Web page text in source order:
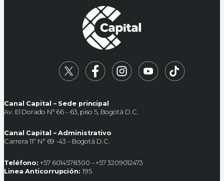
Canal Capital – Sede principal
Av. El Dorado N° 66 – 63, piso 5, Bogotá D.C.
Canal Capital – Administrativo
Carrera 11ª N° 69 -43 – Bogotá D.C.
Teléfono: +57 6014578300 – +57 3209012473
Linea Anticorrupción: 195